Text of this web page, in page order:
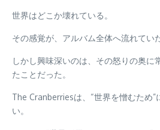
世界はどこか壊れている。
その感覚が、アルバム全体へ流れてい
しかし興味深いのは、その怒りの奥に
たことだった。
The Cranberriesは、“世界を憎むため
い。